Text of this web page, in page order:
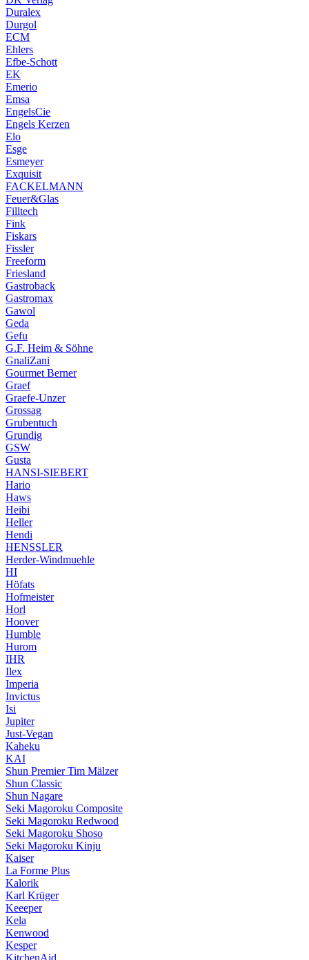
Duralex
Durgol
ECM
Ehlers
Efbe-Schott
EK
Emerio
Emsa
EngelsCie
Engels Kerzen
Elo
Esge
Esmeyer
Exquisit
FACKELMANN
Feuer&Glas
Filltech
Fink
Fiskars
Fissler
Freeform
Friesland
Gastroback
Gastromax
Gawol
Geda
Gefu
G.F. Heim & Söhne
GnaliZani
Gourmet Berner
Graef
Graefe-Unzer
Grossag
Grubentuch
Grundig
GSW
Gusta
HANSI-SIEBERT
Hario
Haws
Heibi
Heller
Hendi
HENSSLER
Herder-Windmuehle
HI
Höfats
Hofmeister
Horl
Hoover
Humble
Hurom
IHR
Ilex
Imperia
Invictus
Isi
Jupiter
Just-Vegan
Kaheku
KAI
Shun Premier Tim Mälzer
Shun Classic
Shun Nagare
Seki Magoroku Composite
Seki Magoroku Redwood
Seki Magoroku Shoso
Seki Magoroku Kinju
Kaiser
La Forme Plus
Kalorik
Karl Krüger
Keeeper
Kela
Kenwood
Kesper
KitchenAid